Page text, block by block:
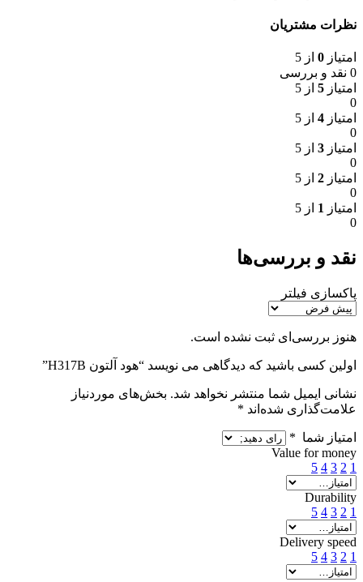
نظرات مشتریان
امتیاز 0 از 5
0 نقد و بررسی
امتیاز 5 از 5
0
امتیاز 4 از 5
0
امتیاز 3 از 5
0
امتیاز 2 از 5
0
امتیاز 1 از 5
0
نقد و بررسی‌ها
پاکسازی فیلتر
هنوز بررسی‌ای ثبت نشده است.
اولین کسی باشید که دیدگاهی می نویسد “هود آلتون H317B”
نشانی ایمیل شما منتشر نخواهد شد. بخش‌های موردنیاز
علامت‌گذاری شده‌اند *
امتیاز شما *
Value for money
1
2
3
4
5
Durability
1
2
3
4
5
Delivery speed
1
2
3
4
5